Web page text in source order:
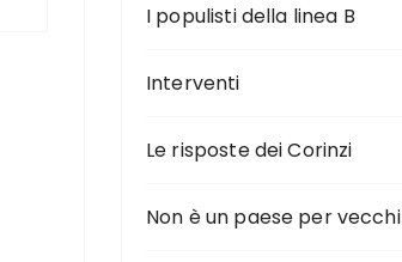
I populisti della linea B
Interventi
Le risposte dei Corinzi
Non è un paese per vecchi